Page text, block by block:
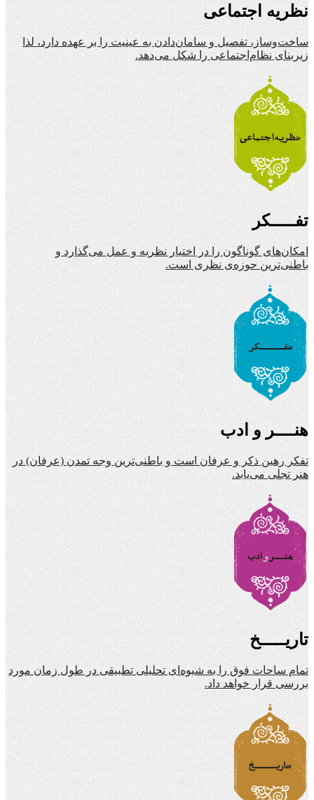
نظریه اجتماعی
ساخت‌وساز، تفصیل و سامان‌دادن به عینیت را بر عهده دارد، لذا
زیربنای نظام‌اجتماعی را شکل می‌دهد.
تفـــــکر
امکان‌های گوناگون را در اختیار نظریه و عمل می‌گذارد و
باطنی‌ترین حوزه‌ی نظری است.
هنــــر و ادب
تفکر رهین ذکر و عرفان است و باطنی‌ترین وجه تمدن (عرفان) در
هنر تجلی می‌یابد.
تاریـــــخ
تمام ساحات فوق را به شیوه‌ای تحلیلی تطبیقی در طول زمان مورد
بررسی قرار خواهد داد.